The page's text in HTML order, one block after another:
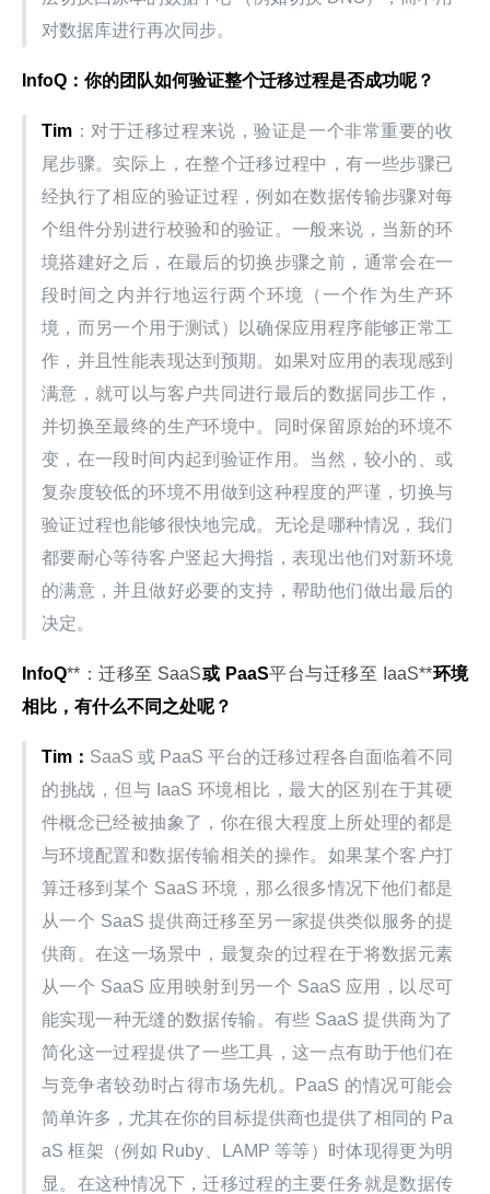
对数据库进行再次同步。
InfoQ ：你的团队如何验证整个迁移过程是否成功呢？
Tim ：对于迁移过程来说，验证是一个非常重要的收
尾步骤。实际上，在整个迁移过程中，有一些步骤已
经执行了相应的验证过程，例如在数据传输步骤对每
个组件分别进行校验和的验证。一般来说，当新的环
境搭建好之后，在最后的切换步骤之前，通常会在一
段时间之内并行地运行两个环境（一个作为生产环
境，而另一个用于测试）以确保应用程序能够正常工
作，并且性能表现达到预期。如果对应用的表现感到
满意，就可以与客户共同进行最后的数据同步工作，
并切换至最终的生产环境中。同时保留原始的环境不
变，在一段时间内起到验证作用。当然，较小的、或
复杂度较低的环境不用做到这种程度的严谨，切换与
验证过程也能够很快地完成。无论是哪种情况，我们
都要耐心等待客户竖起大拇指，表现出他们对新环境
的满意，并且做好必要的支持，帮助他们做出最后的
决定。
InfoQ**：迁移至 SaaS或 PaaS平台与迁移至 IaaS**环境
相比，有什么不同之处呢？
Tim ： SaaS 或 PaaS 平台的迁移过程各自面临着不同
的挑战，但与 IaaS 环境相比，最大的区别在于其硬
件概念已经被抽象了，你在很大程度上所处理的都是
与环境配置和数据传输相关的操作。如果某个客户打
算迁移到某个 SaaS 环境，那么很多情况下他们都是
从一个 SaaS 提供商迁移至另一家提供类似服务的提
供商。在这一场景中，最复杂的过程在于将数据元素
从一个 SaaS 应用映射到另一个 SaaS 应用，以尽可
能实现一种无缝的数据传输。有些 SaaS 提供商为了
简化这一过程提供了一些工具，这一点有助于他们在
与竞争者较劲时占得市场先机。PaaS 的情况可能会
简单许多，尤其在你的目标提供商也提供了相同的 Pa
aS 框架（例如 Ruby、LAMP 等等）时体现得更为明
显。在这种情况下，迁移过程的主要任务就是数据传